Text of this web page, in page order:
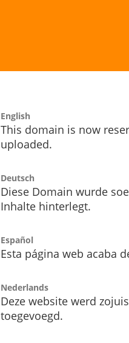
English
This domain is now
uploaded.
Deutsch
Diese Domain wurde
Inhalte hinterlegt.
Español
Esta página web acaba
Nederlands
Deze website werd
toegevoegd.